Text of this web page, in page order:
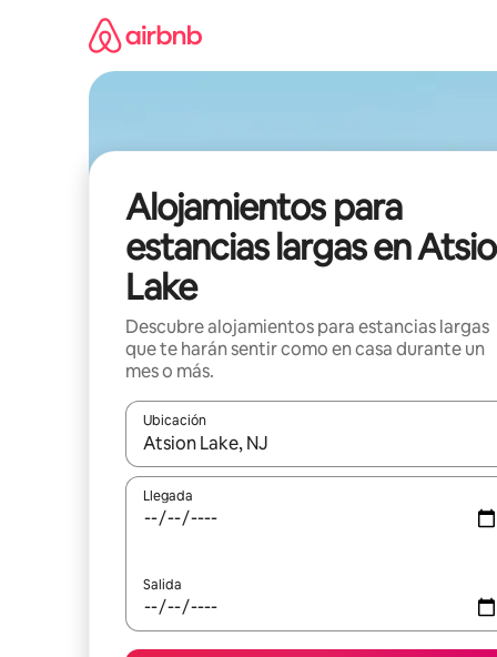
Alojamientos para
estancias largas en
Lake
Descubre alojamientos para estancias largas
que te harán sentir como en casa durante un
mes o más.
Ubicación
Cuando los resultados estén disponibles, podrás
Llegada
Salida